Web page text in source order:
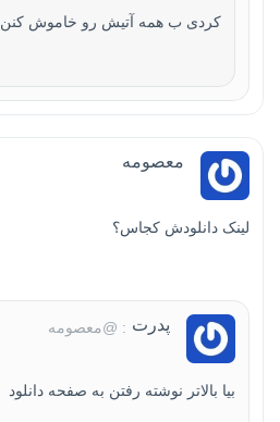
کردی ب همه آتیش رو خاموش کنن
معصومه
لینک دانلودش کجاس؟
پدرت : @معصومه
بیا بالاتر نوشته رفتن به صفحه دانلود